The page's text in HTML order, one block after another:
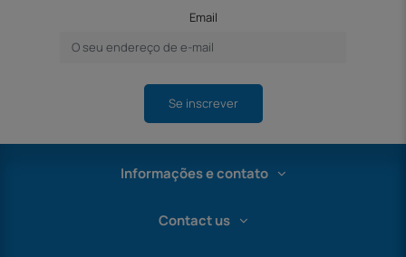
Email
Se inscrever
Informações e contato
Contact us